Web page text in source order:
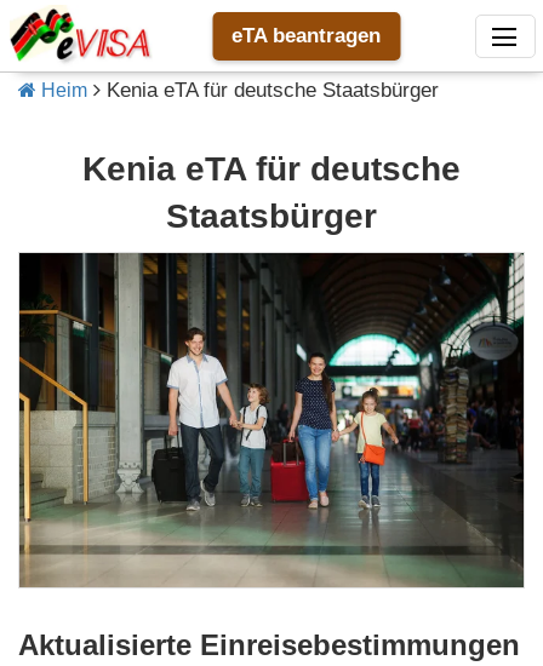
eTA beantragen
Heim Kenia eTA für deutsche Staatsbürger
Kenia eTA für deutsche
Staatsbürger
Aktualisierte Einreisebestimmungen